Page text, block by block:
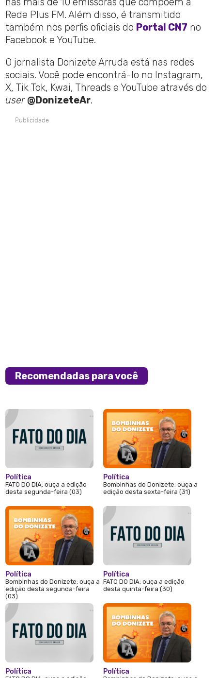
Rede Plus FM. Além disso, é transmitido
também nos perfis oficiais do Portal CN7 no
Facebook e YouTube.
O jornalista Donizete Arruda está nas redes
sociais. Você pode encontrá-lo no Instagram,
X, Tik Tok, Kwai, Threads e YouTube através do
user @DonizeteAr.
Publicidade
Recomendadas para você
Política
FATO DO DIA: ouça a edição
desta segunda-feira (03)
Política
Bombinhas do Donizete: ouça a
edição desta segunda-feira
(03)
Política
Política
Bombinhas do Donizete: ouça a
edição desta sexta-feira (31)
Política
FATO DO DIA: ouça a edição
desta quinta-feira (30)
Política